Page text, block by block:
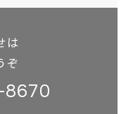
は
ぞ
8670